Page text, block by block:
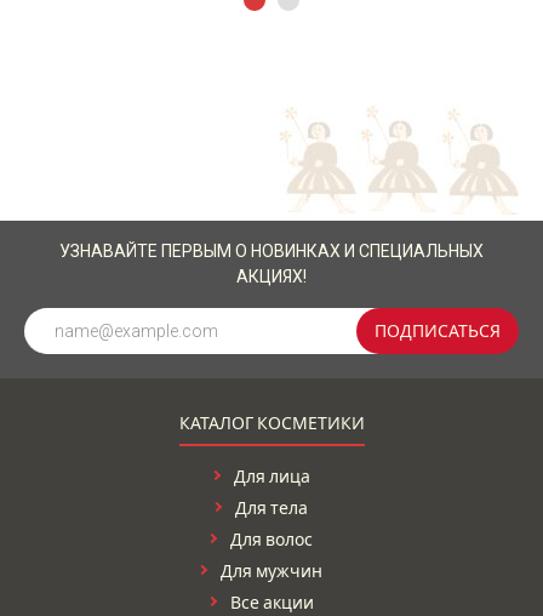
УЗНАВАЙТЕ ПЕРВЫМ О НОВИНКАХ И СПЕЦИАЛЬНЫХ
АКЦИЯХ!
ПОДПИСАТЬСЯ
КАТАЛОГ КОСМЕТИКИ
Для лица
Для тела
Для волос
Для мужчин
Все акции